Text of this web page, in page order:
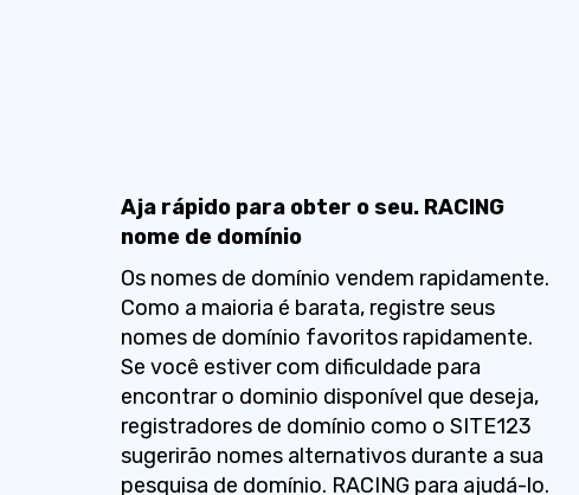
Aja rápido para obter o seu. RACING
nome de domínio
Os nomes de domínio vendem rapidamente.
Como a maioria é barata, registre seus
nomes de domínio favoritos rapidamente.
Se você estiver com dificuldade para
encontrar o dominio disponível que deseja,
registradores de domínio como o SITE123
sugerirão nomes alternativos durante a sua
pesquisa de domínio. RACING para ajudá-lo.